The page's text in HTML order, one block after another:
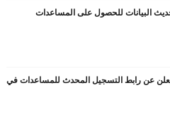
البيانات للحصول على المساعدات
عن رابط التسجيل المحدث للمساعدات في